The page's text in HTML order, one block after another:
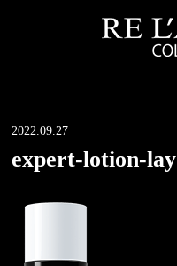
2022.09.27
expert-lotion-lay